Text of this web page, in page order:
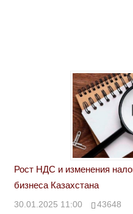
Рост НДС и изменения
бизнеса Казахстана
30.01.2025 11:00 43648